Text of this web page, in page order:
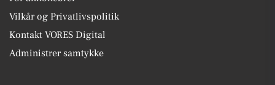
Vilkår og Privatlivspolitik
Kontakt VORES Digital
Administrer samtykke